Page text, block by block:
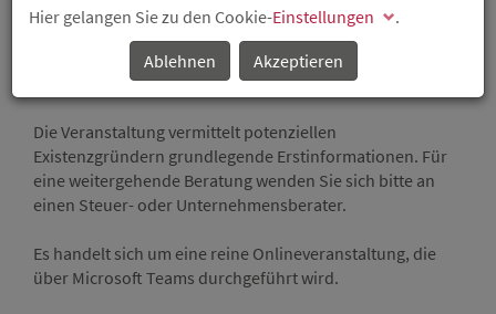
unter Berücksichtigung öffentlicher Finanzierungshilfen,
Besteuerung des Unternehmens sowie
Versicherungsfragen.
Die Veranstaltung vermittelt potenziellen
Existenzgründern grundlegende Erstinformationen. Für
eine weitergehende Beratung wenden Sie sich bitte an
einen Steuer- oder Unternehmensberater.
Es handelt sich um eine reine Onlineveranstaltung, die
über Microsoft Teams durchgeführt wird.
Hier gelangen Sie zu den Cookie-Einstellungen
.
Ablehnen
Akzeptieren